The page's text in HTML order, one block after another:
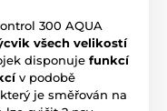
300 AQUA
všech velikostí
disponuje funkcí
v podobě
je směřován na